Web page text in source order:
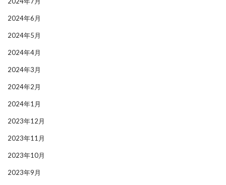
2024年6月
2024年5月
2024年4月
2024年3月
2024年2月
2024年1月
2023年12月
2023年11月
2023年10月
2023年9月